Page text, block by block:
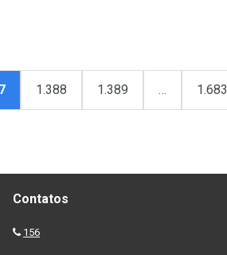
1.388 1.389 … 1.683
Contatos
156